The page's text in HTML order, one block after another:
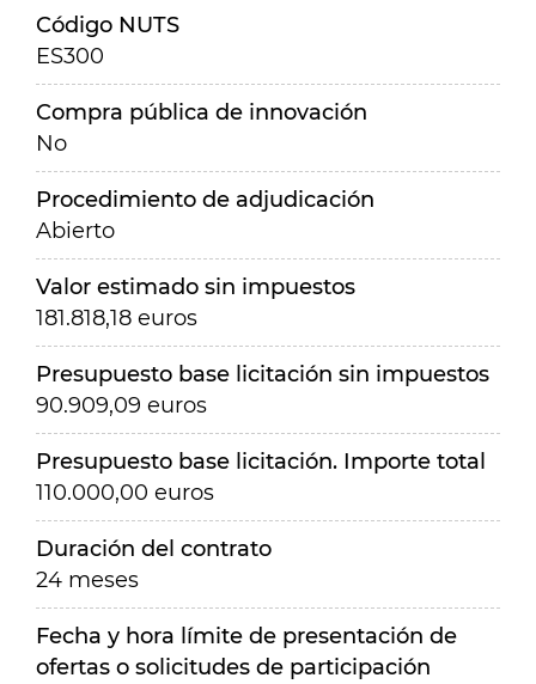
Código NUTS
ES300
Compra pública de innovación
No
Procedimiento de adjudicación
Abierto
Valor estimado sin impuestos
181.818,18 euros
Presupuesto base licitación sin impuestos
90.909,09 euros
Presupuesto base licitación. Importe total
110.000,00 euros
Duración del contrato
24 meses
Fecha y hora límite de presentación de
ofertas o solicitudes de participación